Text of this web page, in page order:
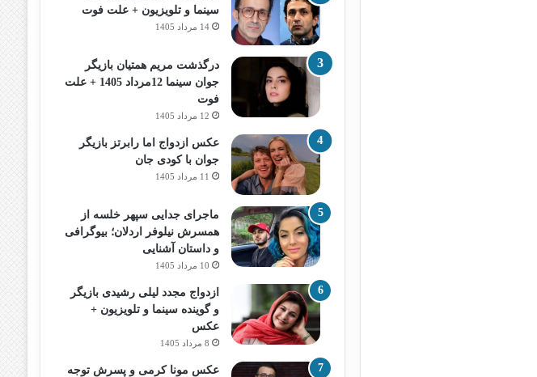
سینما و تلویزیون + علت فوت
14 مرداد 1405
درگذشت مریم همتیان بازیگر
جوان سینما 12مرداد 1405 + علت
فوت
12 مرداد 1405
عکس ازدواج اما رابرتز بازیگر
جوان با کودی جان
11 مرداد 1405
ماجرای جدایی سپهر خلسه از
همسرش نیلوفر اردلان؛ بیوگرافی
و داستان آشنایی
10 مرداد 1405
ازدواج مجدد لیلی رشیدی بازیگر
و گوینده سینما و تلویزیون +
عکس
8 مرداد 1405
عکس مونا کرمی و پسرش توجه